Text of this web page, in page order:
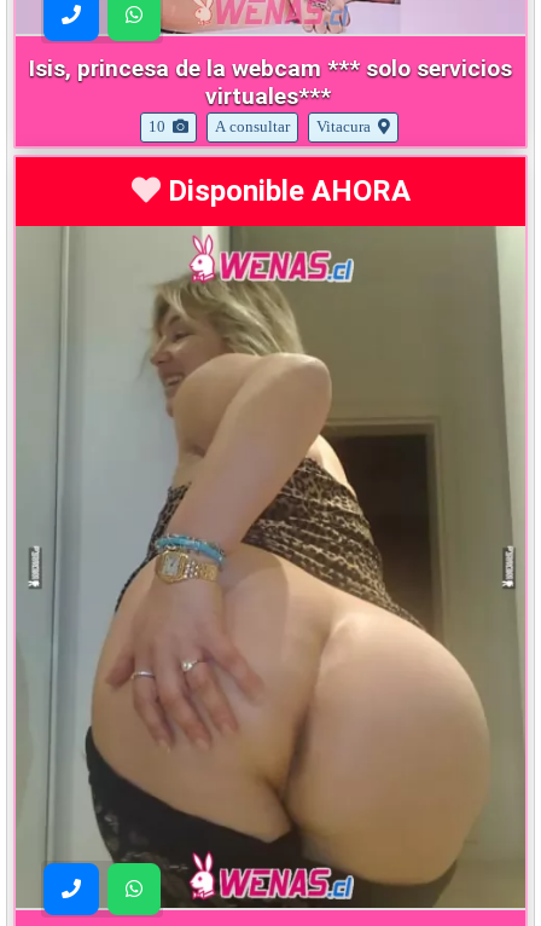
Isis, princesa de la webcam *** solo servicios
virtuales***
10 A consultar Vitacura
Disponible AHORA